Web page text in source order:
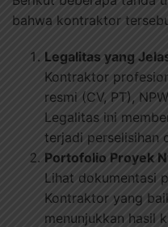
bahwa kontraktor
Legalitas yang
Kontraktor
resmi (CV, PT),
Legalitas ini
terjadi perselisihan
Portofolio Proyek
Lihat dokumentasi
Kontraktor yang
menunjukkan hasil